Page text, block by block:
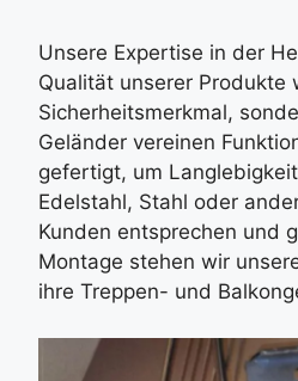
Unsere Expertise in der
Qualität unserer Produkte
Sicherheitsmerkmal,
Geländer vereinen
gefertigt, um
Edelstahl, Stahl oder
Kunden entsprechen und
Montage stehen wir
ihre Treppen- und